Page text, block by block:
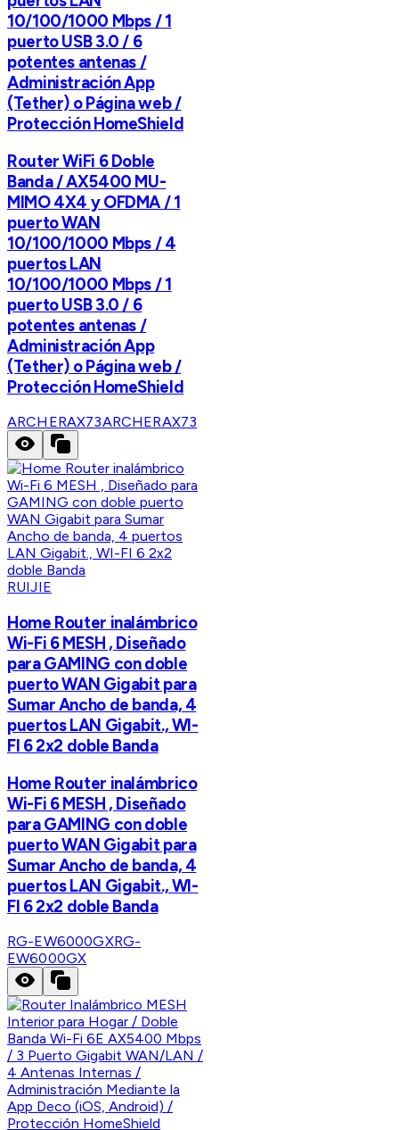
10/100/1000 Mbps / 1
puerto USB 3.0 / 6
potentes antenas /
Administración App
(Tether) o Página web /
Protección HomeShield
Router WiFi 6 Doble
Banda / AX5400 MU-
MIMO 4X4 y OFDMA / 1
puerto WAN
10/100/1000 Mbps / 4
puertos LAN
10/100/1000 Mbps / 1
puerto USB 3.0 / 6
potentes antenas /
Administración App
(Tether) o Página web /
Protección HomeShield
ARCHERAX73ARCHERAX73
RUIJIE
Home Router inalámbrico
Wi-Fi 6 MESH , Diseñado
para GAMING con doble
puerto WAN Gigabit para
Sumar Ancho de banda, 4
puertos LAN Gigabit., WI-
FI 6 2x2 doble Banda
Home Router inalámbrico
Wi-Fi 6 MESH , Diseñado
para GAMING con doble
puerto WAN Gigabit para
Sumar Ancho de banda, 4
puertos LAN Gigabit., WI-
FI 6 2x2 doble Banda
RG-EW6000GXRG-
EW6000GX